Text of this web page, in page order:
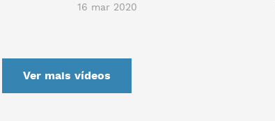
16 mar 2020
Ver mais vídeos